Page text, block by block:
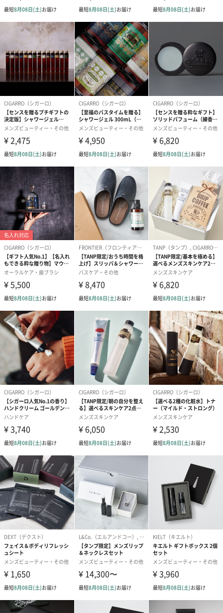
包み込むようなカシミヤウッドにラズベリーの甘酸っぱさが溶け
合う、優美な余韻をお愉しみください。
男性のためのパーソナルケアアイテム
多くの男性にとって、洗う、身だしなみを整える、髭を剃るとい
った行為は、毎日何気なく行うお決まりの作業になっていること
でしょう。また、ヘアケアやスキンケアに特にこだわりを持た
いでしょうか。
CIGARRO（シガーロ）は、男性にとってそんな日々の習慣は実は
とてもたのしい時間になり得ると考え、男性のためだけのパーソ
ナルケアブランドを誕生させたのです。
男性が気恥ずかしさを感じることなく気軽に使うことができて、
日々の作業から喜びを感じられるよう、CIGARRO（シガーロ）の
製品すべてに男心をくすぐるデザインと男性向けの演出をほどこ
しています。
「CIGARRO（シガーロ）」
「CIGARRO（シガーロ）」は、質の高い原材料でつくられ、スタ
イリッシュで、最高のシェービングや心に響くバスタイムといっ
た、日常にちょっとした喜びを与えてくれる、そんなパーソナル
ケア用品を求める男性を新たな旅へといざなうブランド。
商品詳細情報
外装サイズ
125mm×41mm×98mm
本体サイズ
高さ92mm、直径15mm（各種）
内容量
フレグランスオイル ゴールデンフランキンセンス 8ml
フレグランスオイル ファインアロマティック 8ml
フレグランスオイル スムースジン＆ブラックペッパー
8ml
成分
トリ(カプリル酸／カプリン酸）グリセリル、ホホバ種
子油、ゴマ油、香料、アルガニアスピノサ核油、シア
脂、トコフェロール
ご使用上／安
全上の注意
●お肌に異常が生じていないか、よく注意してご使用く
ださい。
●お肌に合わないとき、即ち次のような場合には、使用
を中止してください。そのまま化粧品類の使用を続け
ますと、症状を悪化させることがありますので、お問
い合わせ先または皮膚科専門医等にご相談されること
をおすすめします。（１）使用中、赤味、はれ、かゆ
われた場合。（２）使用した肌に、直射日光があたっ